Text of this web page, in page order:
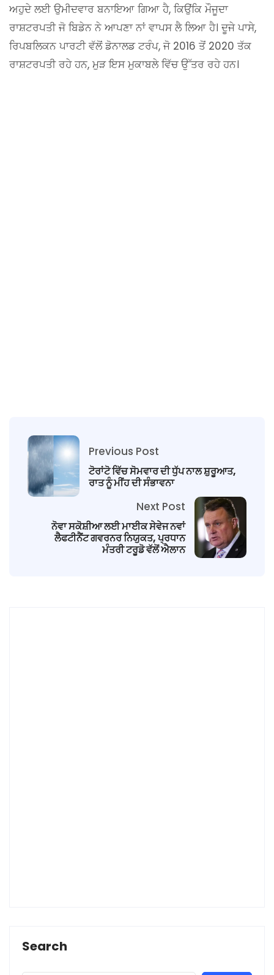
ਅਹੁਦੇ ਲਈ ਉਮੀਦਵਾਰ ਬਨਾਇਆ ਗਿਆ ਹੈ, ਕਿਉਂਕਿ ਮੌਜੂਦਾ
ਰਾਸ਼ਟਰਪਤੀ ਜੋ ਬਿਡੇਨ ਨੇ ਆਪਣਾ ਨਾਂ ਵਾਪਸ ਲੈ ਲਿਆ ਹੈ। ਦੂਜੇ ਪਾਸੇ,
ਰਿਪਬਲਿਕਨ ਪਾਰਟੀ ਵੱਲੋਂ ਡੋਨਾਲਡ ਟਰੰਪ, ਜੋ 2016 ਤੋਂ 2020 ਤੱਕ
ਰਾਸ਼ਟਰਪਤੀ ਰਹੇ ਹਨ, ਮੁੜ ਇਸ ਮੁਕਾਬਲੇ ਵਿੱਚ ਉੱਤਰ ਰਹੇ ਹਨ।
Previous Post
ਟੋਰਾਂਟੋ ਵਿੱਚ ਸੋਮਵਾਰ ਦੀ ਧੁੱਪ ਨਾਲ ਸ਼ੁਰੂਆਤ,
ਰਾਤ ਨੂੰ ਮੀਂਹ ਦੀ ਸੰਭਾਵਨਾ
Next Post
ਨੋਵਾ ਸਕੋਸ਼ੀਆ ਲਈ ਮਾਈਕ ਸੇਵੇਜ ਨਵਾਂ
ਲੈਫਟੀਨੈਂਟ ਗਵਰਨਰ ਨਿਯੁਕਤ, ਪ੍ਰਧਾਨ
ਮੰਤਰੀ ਟਰੂਡੋ ਵੱਲੋਂ ਐਲਾਨ
Search